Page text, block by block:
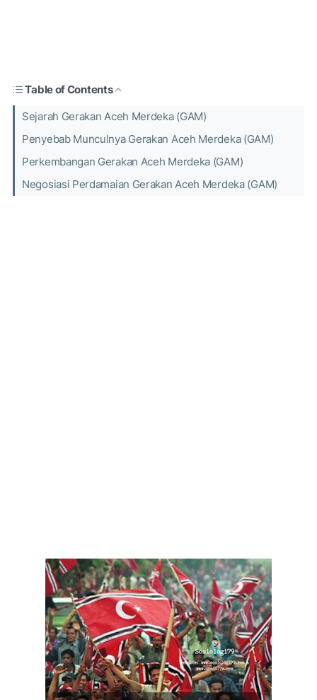
Table of Contents
Sejarah Gerakan Aceh Merdeka (GAM)
Penyebab Munculnya Gerakan Aceh Merdeka (GAM)
Perkembangan Gerakan Aceh Merdeka (GAM)
Negosiasi Perdamaian Gerakan Aceh Merdeka (GAM)